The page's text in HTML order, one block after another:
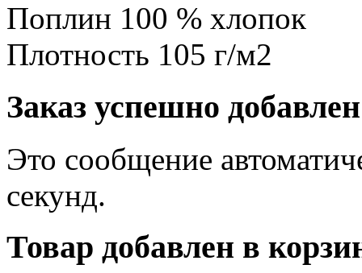
Поплин 100 % хлопок
Плотность 105 г/м2
Заказ успешно
Это сообщение
секунд.
Товар добавлен в